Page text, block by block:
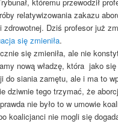
relatywizowania zakazu
zdrowotnej. Dziś profesor już
się zmieniła.
się zmieniła, ale nie
nową władzę, która jako się
do siania zamętu, ale i ma to
dziwnie tego trzymać, że
nie było to w umowie
koalicjanci nie mogli się